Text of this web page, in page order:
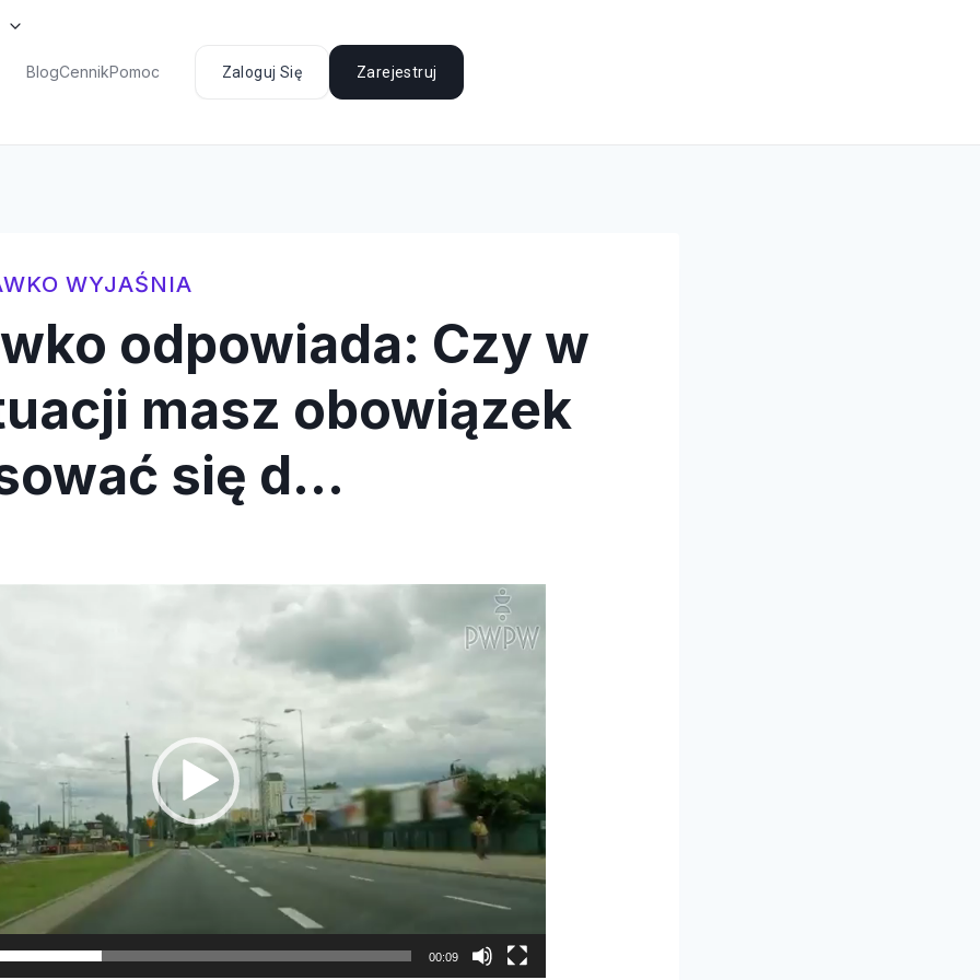
BlogCennikPomoc Zaloguj Się Zarejestruj
WYJAŚNIA
odpowiada: Czy w
masz obowiązek
się d…
00:09